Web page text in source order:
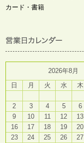
カード・書籍
2026年8月
日
月 火 水 木
2
3 4 5 6
9
10 11 12 13
16
17 18 19 20
23
24 25 26 27